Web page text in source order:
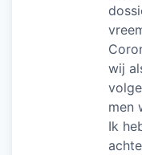
wij
men
Ik